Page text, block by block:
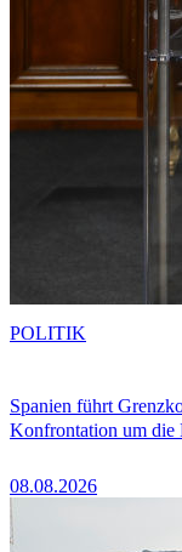
Spanien führt
Konfrontation um die
08.08.2026
POLITIK